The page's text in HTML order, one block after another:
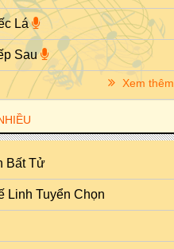
Lá
Sau
Xem thêm
Bất Tử
Linh Tuyển Chọn